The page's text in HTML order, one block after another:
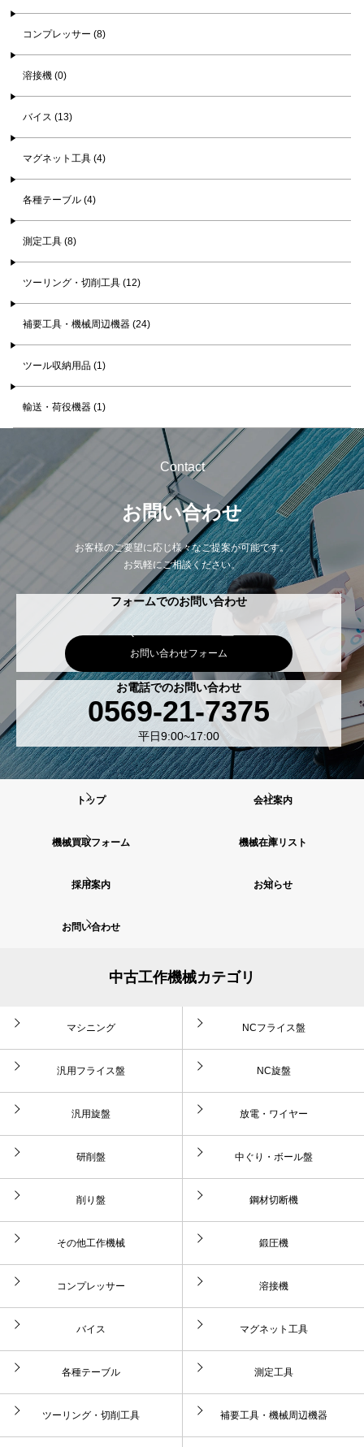
コンプレッサー (8)
溶接機 (0)
バイス (13)
マグネット工具 (4)
各種テーブル (4)
測定工具 (8)
ツーリング・切削工具 (12)
補要工具・機械周辺機器 (24)
ツール収納用品 (1)
輸送・荷役機器 (1)
Contact
お問い合わせ
お客様のご要望に応じ様々なご提案が可能です。
お気軽にご相談ください。
フォームでのお問い合わせ
お問い合わせフォーム
お電話でのお問い合わせ
0569-21-7375
平日9:00~17:00
トップ 会社案内
機械買取フォーム 機械在庫リスト
採用案内 お知らせ
お問い合わせ
中古工作機械カテゴリ
マシニング NCフライス盤
汎用フライス盤 NC旋盤
汎用旋盤 放電・ワイヤー
研削盤 中ぐり・ボール盤
削り盤 鋼材切断機
その他工作機械 鍛圧機
コンプレッサー 溶接機
バイス マグネット工具
各種テーブル 測定工具
ツーリング・切削工具 補要工具・機械周辺機器